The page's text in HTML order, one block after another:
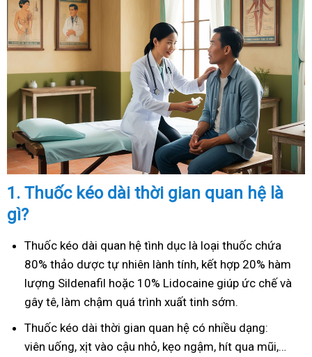
1. Thuốc kéo dài thời gian quan hệ là
gì?
Thuốc kéo dài quan hệ tình dục là loại thuốc chứa
80% thảo dược tự nhiên lành tính, kết hợp 20% hàm
lượng Sildenafil hoặc 10% Lidocaine giúp ức chế và
gây tê, làm chậm quá trình xuất tinh sớm.
Thuốc kéo dài thời gian quan hệ có nhiều dạng:
viên uống, xịt vào cậu nhỏ, kẹo ngậm, hít qua mũi,…